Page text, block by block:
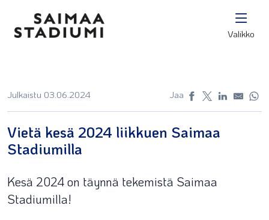
Valikko
Julkaistu 03.06.2024 Jaa
Vietä kesä 2024 liikkuen Saimaa
Stadiumilla
Kesä 2024 on täynnä tekemistä Saimaa
Stadiumilla!